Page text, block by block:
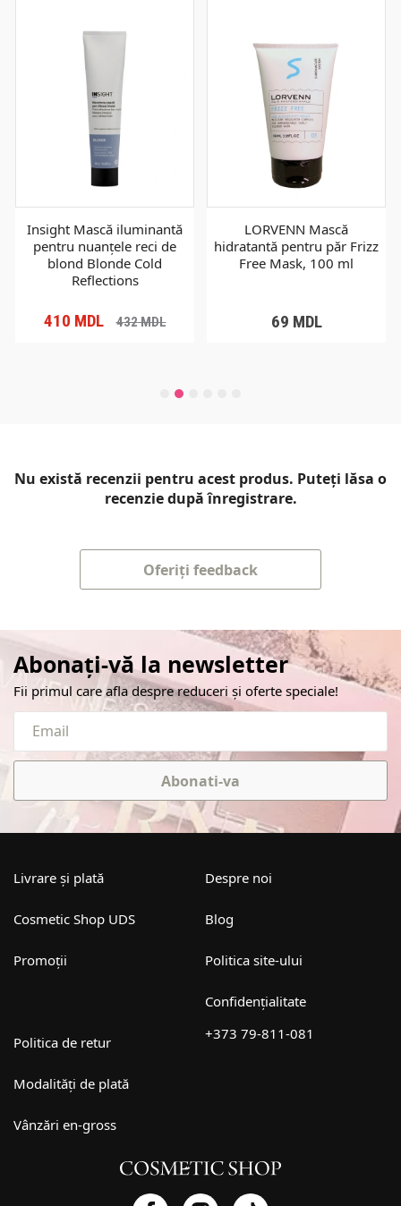
Insight Mască iluminantă
pentru nuanțele reci de
blond Blonde Cold
Reflections
410 MDL 432MDL
LORVENN Mască
hidratantă pentru păr Frizz
Free Mask, 100 ml
69 MDL
Nu există recenzii pentru acest produs. Puteți lăsa o
recenzie după înregistrare.
Oferiți feedback
Abonați-vă la newsletter
Fii primul care afla despre reduceri și oferte speciale!
Abonati-va
Livrare și plată
Cosmetic Shop UDS
Promoții
Despre noi
Blog
Politica site-ului
Confidențialitate
Politica de retur
Modalități de plată
Vânzări en-gross
+373 79-811-081